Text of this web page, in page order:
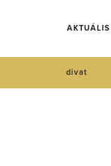
AKTUÁLIS
divat